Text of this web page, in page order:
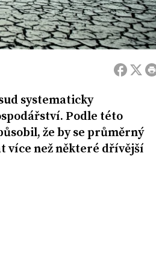
systematicky
Podle této
že by se průměrný
více než některé dřívější